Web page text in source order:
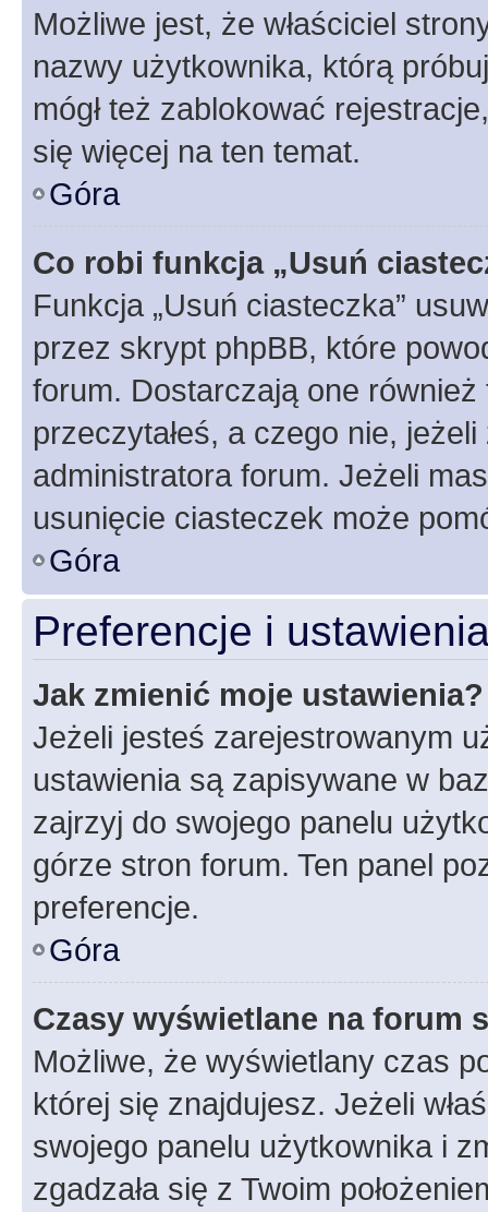
Możliwe jest, że właściciel
nazwy użytkownika, którą
mógł też zablokować
się więcej na ten temat.
Góra
Co robi funkcja „Usuń
Funkcja „Usuń ciasteczka”
przez skrypt phpBB, które
forum. Dostarczają one
przeczytałeś, a czego nie,
administratora forum. Jeżeli
usunięcie ciasteczek może
Góra
Preferencje i
Jak zmienić moje ustawienia?
Jeżeli jesteś zarejestrowanym
ustawienia są zapisywane w
zajrzyj do swojego panelu
górze stron forum. Ten panel
preferencje.
Góra
Czasy wyświetlane na forum
Możliwe, że wyświetlany czas
której się znajdujesz. Jeżeli
swojego panelu użytkownika i
zgadzała się z Twoim